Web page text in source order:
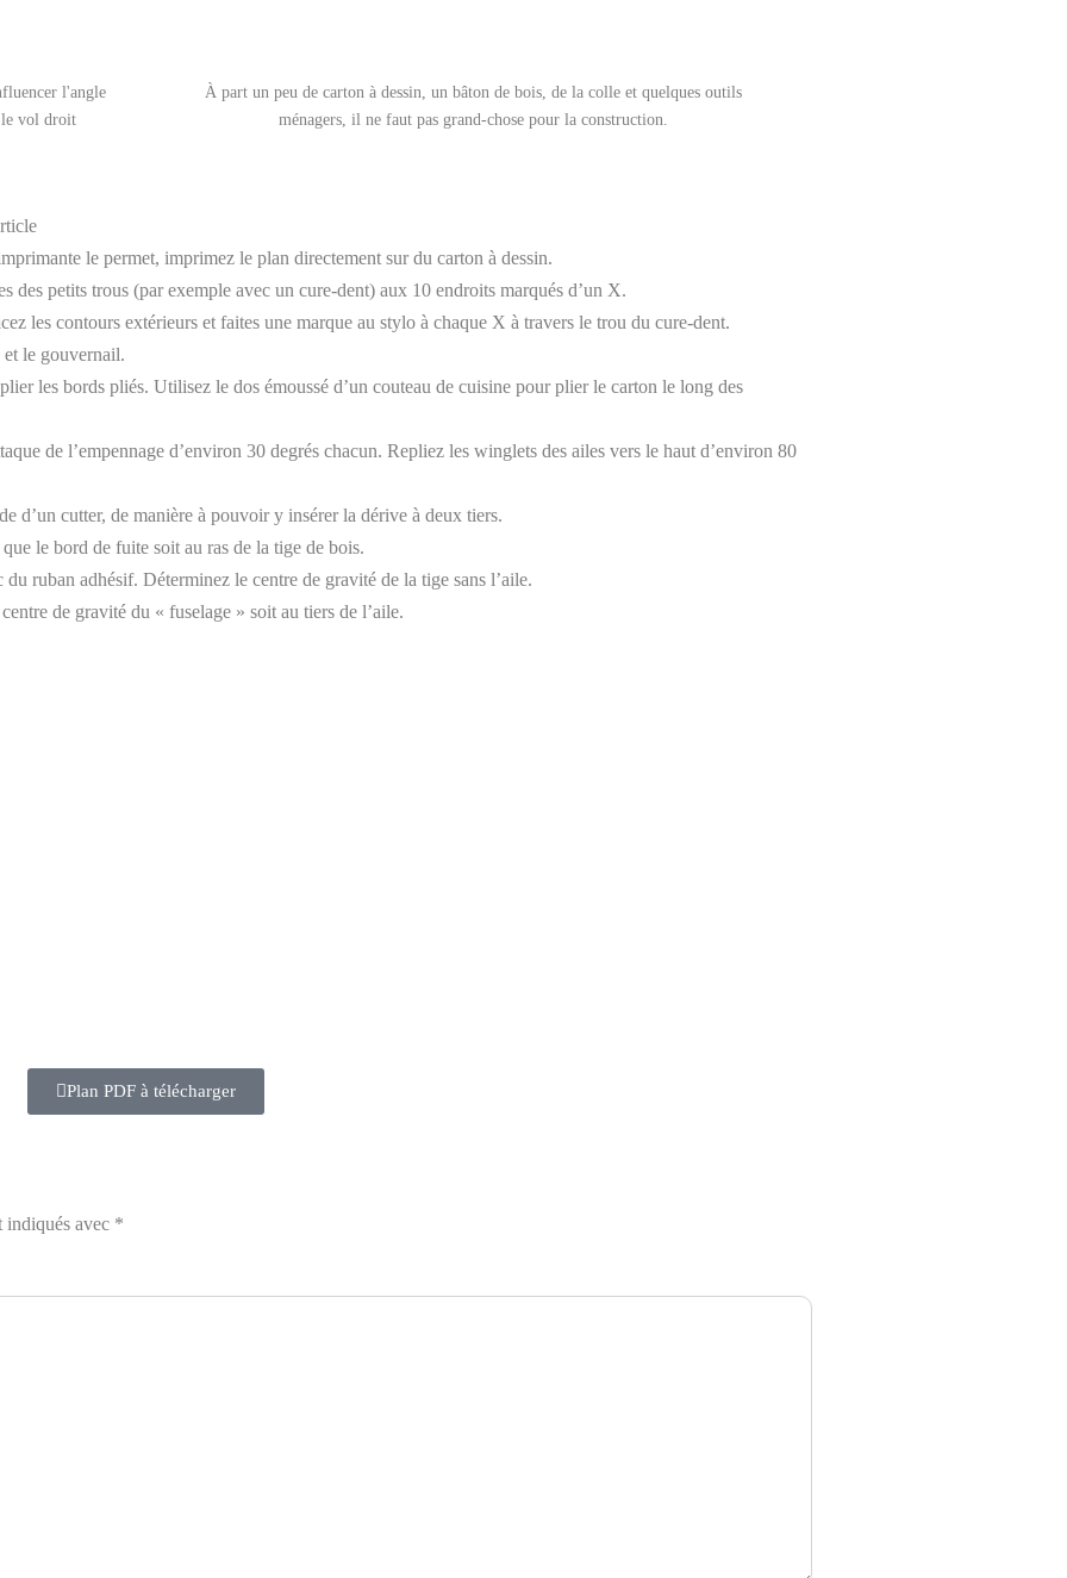
l'angle
le vol droit
À part un peu de carton à dessin, un bâton de bois, de la colle et quelques outils
ménagers, il ne faut pas grand-chose pour la construction.
le permet, imprimez le plan directement sur du carton à dessin.
des petits trous (par exemple avec un cure-dent) aux 10 endroits marqués d’un X.
les contours extérieurs et faites une marque au stylo à chaque X à travers le trou du cure-dent.
et le gouvernail.
les bords pliés. Utilisez le dos émoussé d’un couteau de cuisine pour plier le carton le long des
de l’empennage d’environ 30 degrés chacun. Repliez les winglets des ailes vers le haut d’environ 80
d’un cutter, de manière à pouvoir y insérer la dérive à deux tiers.
le bord de fuite soit au ras de la tige de bois.
ruban adhésif. Déterminez le centre de gravité de la tige sans l’aile.
de gravité du « fuselage » soit au tiers de l’aile.
Plan PDF à télécharger
indiqués avec *